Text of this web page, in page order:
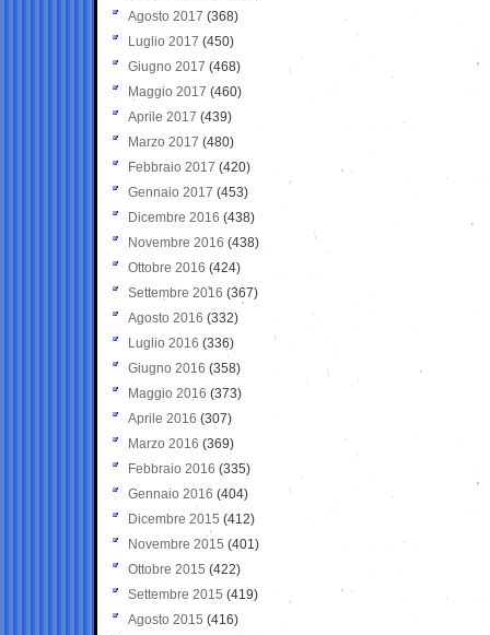
Agosto 2017 (368)
Luglio 2017 (450)
Giugno 2017 (468)
Maggio 2017 (460)
Aprile 2017 (439)
Marzo 2017 (480)
Febbraio 2017 (420)
Gennaio 2017 (453)
Dicembre 2016 (438)
Novembre 2016 (438)
Ottobre 2016 (424)
Settembre 2016 (367)
Agosto 2016 (332)
Luglio 2016 (336)
Giugno 2016 (358)
Maggio 2016 (373)
Aprile 2016 (307)
Marzo 2016 (369)
Febbraio 2016 (335)
Gennaio 2016 (404)
Dicembre 2015 (412)
Novembre 2015 (401)
Ottobre 2015 (422)
Settembre 2015 (419)
Agosto 2015 (416)